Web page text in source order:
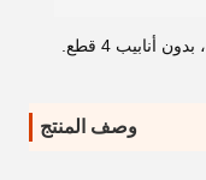
وصف المنتج